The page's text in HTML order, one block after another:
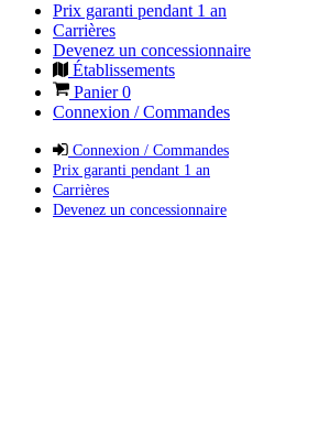
Prix garanti pendant 1 an
Carrières
Devenez un concessionnaire
Établissements
Panier0
Connexion / Commandes
Connexion / Commandes
Prix garanti pendant 1 an
Carrières
Devenez un concessionnaire